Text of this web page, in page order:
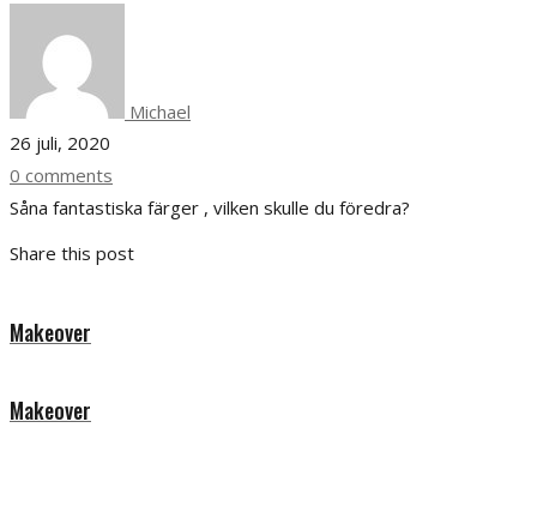
Michael
26 juli, 2020
0 comments
Såna fantastiska färger , vilken skulle du föredra?
Share this post
Makeover
Makeover